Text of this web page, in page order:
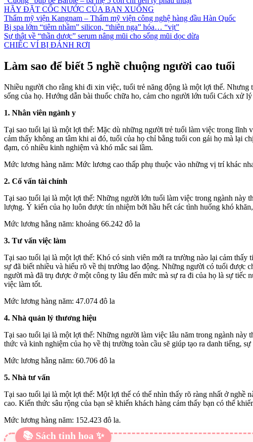
HÃY ĐẶT CỐC NƯỚC CỦA BẠN XUỐNG
Thẩm mỹ viện Kangnam – Thẩm mỹ viện công nghệ hàng đầu Hàn Quốc
Bị spa lởm “tiêm nhầm” silicon, “thiên nga” hóa… “vịt”
Sự thật về “thần dược” serum nâng mũi cho sống mũi dọc dừa
CHIẾC VÍ BỊ ĐÁNH RƠI
Làm sao để biết 5 nghề chuộng người cao tuổi
Nhiều người cho rằng khi đi xin việc, tuổi trẻ năng động là một lợi thế.
sống của họ. Hướng dẫn bài thuốc chữa ho, cảm cho người lớn tuổi Cách xử
1. Nhân viên ngành y
Tại sao tuổi lại là một lợi thế: Mặc dù những người trẻ tuổi làm việc trong lĩnh
cảm thấy không an tâm khi ai đó, tuổi của họ chỉ bằng tuổi con gái họ mà lại
đạm, có nhiều kinh nghiệm và khó mắc sai lầm.
Mức lương hàng năm: Mức lương cao thấp phụ thuộc vào những vị trí khác
2. Cố vấn tài chính
Tại sao tuổi lại là một lợi thế: Những người lớn tuổi làm việc trong ngành
lượng. Ý kiến của họ luôn được tín nhiệm bởi hầu hết các tình huống khó
Mức lương hằng năm: khoảng 66.242 đô la
3. Tư vấn việc làm
Tại sao tuổi lại là một lợi thế: Khó có sinh viên mới ra trường nào lại cảm
sự đã biết nhiều và hiểu rõ về thị trường lao động. Những người có tuổi được
người mà đã trụ được ở một công ty lâu đến mức mà sự ra đi của họ là sự
việc làm tốt.
Mức lương hàng năm: 47.074 đô la
4. Nhà quản lý thương hiệu
Tại sao tuổi lại là một lợi thế: Những người làm việc lâu năm trong ngành này
thức và kinh nghiệm của họ về thị trường toàn cầu sẽ giúp tạo ra danh tiếng,
Mức lương hằng năm: 60.706 đô la
5. Nhà tư vấn
Tại sao tuổi lại là một lợi thế: Một lợi thế có thể nhìn thấy rõ ràng nhất ở nghề
cao. Kiến thức sâu rộng của bạn sẽ khiến khách hàng cảm thấy bạn có thể
Mức lương hàng năm: 152.423 đô la.
📚 Sách tinh hoa ✨